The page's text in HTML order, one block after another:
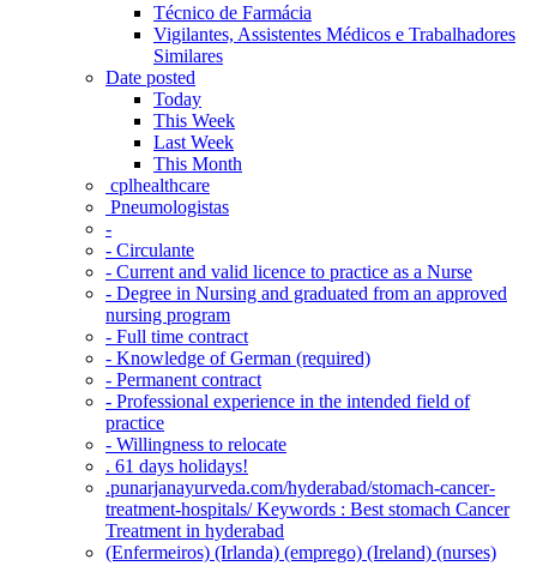
Técnico de Farmácia
Vigilantes, Assistentes Médicos e Trabalhadores
Similares
Date posted
Today
This Week
Last Week
This Month
‎ cplhealthcare‬
Pneumologistas
-
- Circulante
- Current and valid licence to practice as a Nurse
- Degree in Nursing and graduated from an approved
nursing program
- Full time contract
- Knowledge of German (required)
- Permanent contract
- Professional experience in the intended field of
practice
- Willingness to relocate
. 61 days holidays!
.punarjanayurveda.com/hyderabad/stomach-cancer-
treatment-hospitals/ Keywords : Best stomach Cancer
Treatment in hyderabad
(Enfermeiros) (Irlanda) (emprego) (Ireland) (nurses)